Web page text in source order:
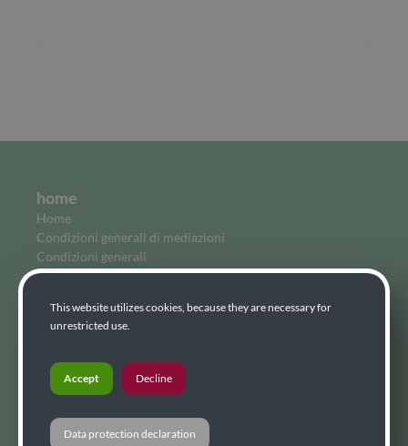
home
Home
Condizioni generali di mediazioni
Condizioni generali
Grundsatzerklärung
News
Giornale "Holzsplitter"
Azienda
La storia
This website utilizes cookies, because they are necessary for
unrestricted use.
Accept Decline
Data protection declaration